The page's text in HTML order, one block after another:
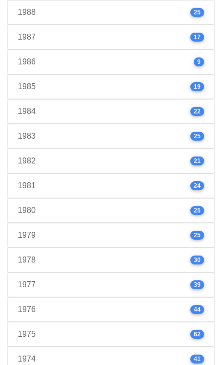
1988 25
1987 17
1986 9
1985 19
1984 22
1983 25
1982 21
1981 24
1980 25
1979 25
1978 30
1977 39
1976 44
1975 62
1974 41